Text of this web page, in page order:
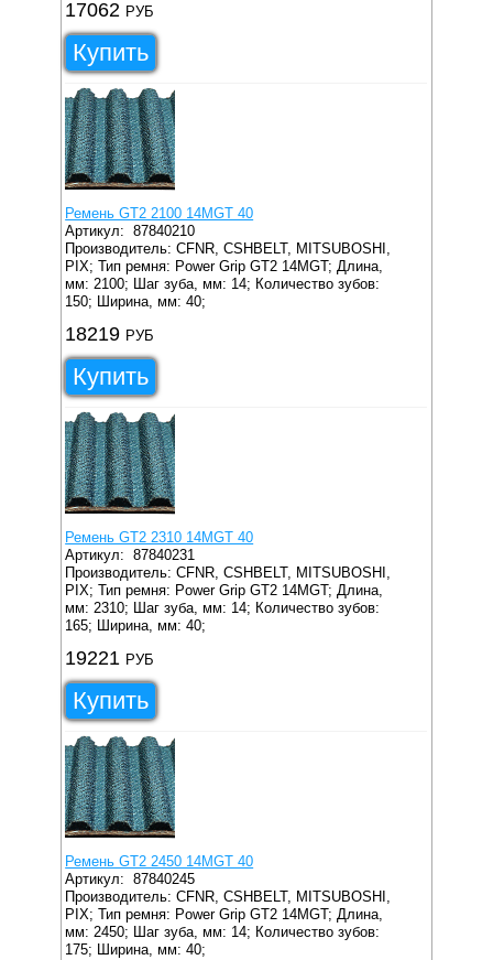
17062 РУБ
Купить
Ремень GT2 2100 14MGT 40
Артикул:87840210
Производитель: CFNR, CSHBELT, MITSUBOSHI,
PIX; Тип ремня: Power Grip GT2 14MGT; Длина,
мм: 2100; Шаг зуба, мм: 14; Количество зубов:
150; Ширина, мм: 40;
18219 РУБ
Купить
Ремень GT2 2310 14MGT 40
Артикул:87840231
Производитель: CFNR, CSHBELT, MITSUBOSHI,
PIX; Тип ремня: Power Grip GT2 14MGT; Длина,
мм: 2310; Шаг зуба, мм: 14; Количество зубов:
165; Ширина, мм: 40;
19221 РУБ
Купить
Ремень GT2 2450 14MGT 40
Артикул:87840245
Производитель: CFNR, CSHBELT, MITSUBOSHI,
PIX; Тип ремня: Power Grip GT2 14MGT; Длина,
мм: 2450; Шаг зуба, мм: 14; Количество зубов:
175; Ширина, мм: 40;